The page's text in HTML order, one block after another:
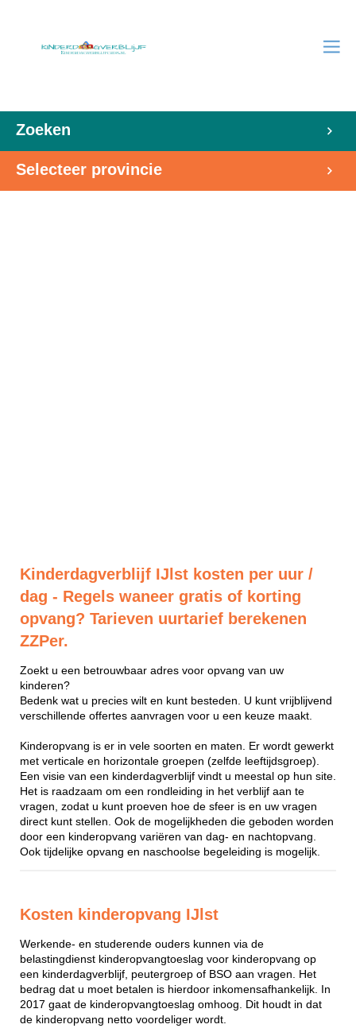
Zoeken
Selecteer provincie
Kinderdagverblijf IJlst kosten per uur /
dag - Regels waneer gratis of korting
opvang? Tarieven uurtarief berekenen
ZZPer.
Zoekt u een betrouwbaar adres voor opvang van uw
kinderen?
Bedenk wat u precies wilt en kunt besteden. U kunt vrijblijvend
verschillende offertes aanvragen voor u een keuze maakt.
Kinderopvang is er in vele soorten en maten. Er wordt gewerkt
met verticale en horizontale groepen (zelfde leeftijdsgroep).
Een visie van een kinderdagverblijf vindt u meestal op hun site.
Het is raadzaam om een rondleiding in het verblijf aan te
vragen, zodat u kunt proeven hoe de sfeer is en uw vragen
direct kunt stellen. Ook de mogelijkheden die geboden worden
door een kinderopvang variëren van dag- en nachtopvang.
Ook tijdelijke opvang en naschoolse begeleiding is mogelijk.
Kosten kinderopvang IJlst
Werkende- en studerende ouders kunnen via de
belastingdienst kinderopvangtoeslag voor kinderopvang op
een kinderdagverblijf, peutergroep of BSO aan vragen. Het
bedrag dat u moet betalen is hierdoor inkomensafhankelijk. In
2017 gaat de kinderopvangtoeslag omhoog. Dit houdt in dat
de kinderopvang netto voordeliger wordt.